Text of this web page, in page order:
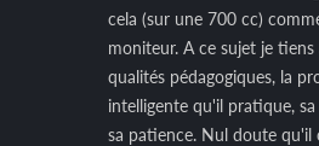
cela (sur une 700 cc)
moniteur. A ce sujet je tiens
qualités pédagogiques, la
intelligente qu'il pratique,
sa patience. Nul doute qu'il